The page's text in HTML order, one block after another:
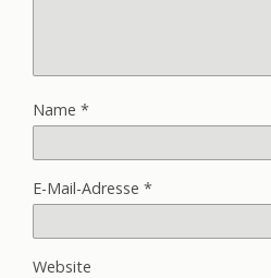
Name *
E-Mail-Adresse *
Website